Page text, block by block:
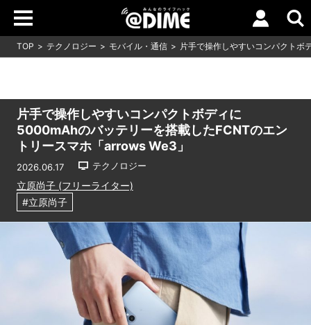
TOP テクノロジー モバイル・通信 片手で操作しやすいコンパクト
片手で操作しやすいコンパクトボディに
5000mAhのバッテリーを搭載したFCNTのエン
トリースマホ「arrows We3」
2026.06.17 テクノロジー
立原尚子 (フリーライター)
#立原尚子